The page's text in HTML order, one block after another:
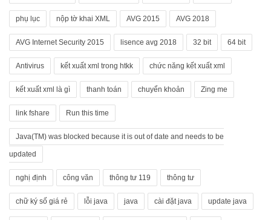
phụ lục nộp tờ khai XML AVG 2015 AVG 2018
AVG Internet Security 2015 lisence avg 2018 32 bit 64 bit
Antivirus kết xuất xml trong htkk chức năng kết xuất xml
kết xuất xml là gì thanh toán chuyển khoản Zing me
link fshare Run this time
Java(TM) was blocked because it is out of date and needs to be
updated
nghị định công văn thông tư 119 thông tư
chữ ký số giá rẻ lỗi java java cài đặt java update java